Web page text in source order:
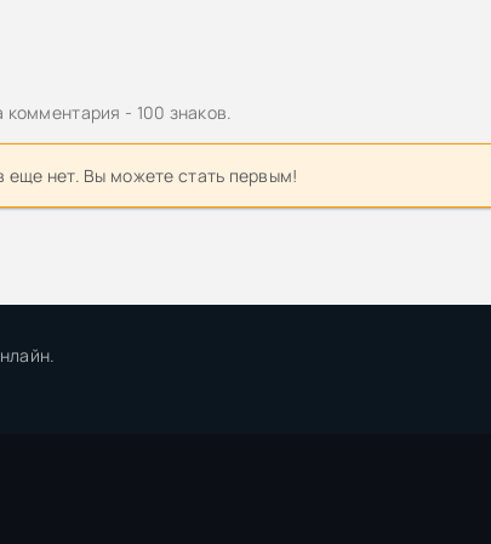
/ Predator: Badlands (2025) BDRemux 2160p от Atmos-
| Custom
/ Predator: Badlands (2025) UHD BDRip-HEVC 1080p |
/ Predator: Badlands (2025) HDRip-AVC от ExKinoRay |
/ Predator: Badlands (2025) BDRip 1080p от Generalfilm |
- 100 знаков.
еще нет. Вы можете стать первым!